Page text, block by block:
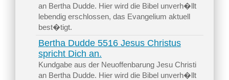
an Bertha Dudde. Hier wird die Bibel unverh�llt
lebendig erschlossen, das Evangelium aktuell
best�tigt.
Bertha Dudde 5516 Jesus Christus
spricht Dich an.
Kundgabe aus der Neuoffenbarung Jesu Christi
an Bertha Dudde. Hier wird die Bibel unverh�llt